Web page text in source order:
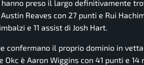
preso il largo definitivamente
Reaves con 27 punti e Rui
e 11 assist di Josh Hart.
confermano il proprio dominio in
è Aaron Wiggins con 41 punti e